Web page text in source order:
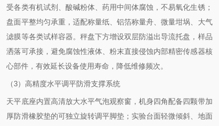
受各类有机试剂、酸碱粉体、药用中间体腐蚀，不易氧化生锈；
盘面平整均匀承重，适配称量纸、铝箔称量舟、微量坩埚、大气
滤膜等各类试样容器。秤盘下方增设双层防溢出导流托盘，样品
洒落可承接，避免腐蚀性液体、粉末直接侵蚀内部精密传感器核
心部件，有效延长设备使用寿命，降低维修频次。
（3）高精度水平调平防滑支撑系统
天平底座内置高清放大水平气泡观察窗，机身四角配备四颗带加
厚防滑橡胶垫的可独立旋转调平脚垫；实验台面轻微倾斜、地面